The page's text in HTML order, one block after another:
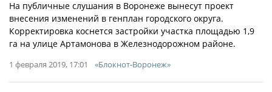
На публичные слушания в Воронеже вынесут проект
внесения изменений в генплан городского округа.
Корректировка коснется застройки участка площадью 1,9
га на улице Артамонова в Железнодорожном районе.
1 февраля 2019, 17:01 «Блокнот-Воронеж»